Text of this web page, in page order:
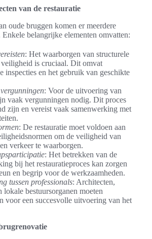
van de restauratie
oude bruggen komen er meerdere
belangrijke elementen omvatten:
: Het waarborgen van structurele
is cruciaal. Dit omvat
inspecties en het gebruik van geschikte
: Voor de uitvoering van
vaak vergunningen nodig. Dit proces
zijn en vereist vaak samenwerking met
: De restauratie moet voldoen aan
om de veiligheid van
verkeer te waarborgen.
: Het betrekken van de
bij het restauratieproces kan zorgen
en begrip voor de werkzaamheden.
tussen professionals: Architecten,
lokale bestuursorganen moeten
voor een succesvolle uitvoering van het